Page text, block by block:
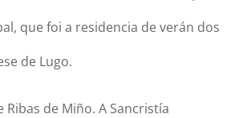
que foi a residencia de verán dos
de Lugo.
Ribas de Miño. A Sancristía